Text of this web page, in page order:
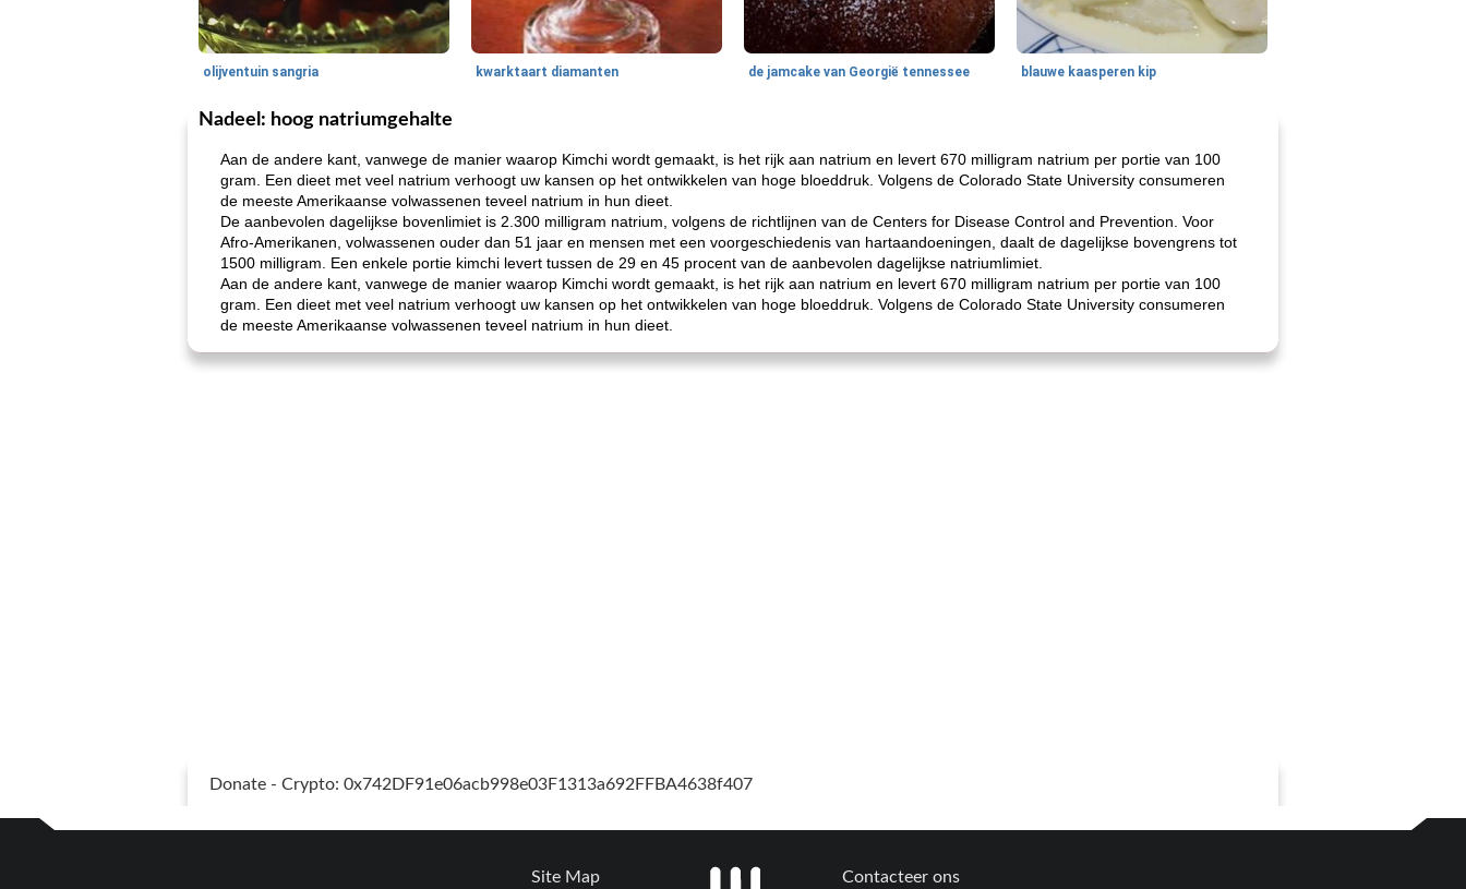
olijventuin sangria kwarktaart diamanten de jamcake van Georgië tennessee blauwe kaasperen kip
Nadeel: hoog natriumgehalte
Aan de andere kant, vanwege de manier waarop Kimchi wordt gemaakt, is het rijk aan natrium en levert 670 milligram natrium per portie van 100
gram. Een dieet met veel natrium verhoogt uw kansen op het ontwikkelen van hoge bloeddruk. Volgens de Colorado State University consumeren
de meeste Amerikaanse volwassenen teveel natrium in hun dieet.
De aanbevolen dagelijkse bovenlimiet is 2.300 milligram natrium, volgens de richtlijnen van de Centers for Disease Control and Prevention. Voor
Afro-Amerikanen, volwassenen ouder dan 51 jaar en mensen met een voorgeschiedenis van hartaandoeningen, daalt de dagelijkse bovengrens tot
1500 milligram. Een enkele portie kimchi levert tussen de 29 en 45 procent van de aanbevolen dagelijkse natriumlimiet.
Aan de andere kant, vanwege de manier waarop Kimchi wordt gemaakt, is het rijk aan natrium en levert 670 milligram natrium per portie van 100
gram. Een dieet met veel natrium verhoogt uw kansen op het ontwikkelen van hoge bloeddruk. Volgens de Colorado State University consumeren
de meeste Amerikaanse volwassenen teveel natrium in hun dieet.
Donate - Crypto: 0x742DF91e06acb998e03F1313a692FFBA4638f407
Site Map Contacteer ons